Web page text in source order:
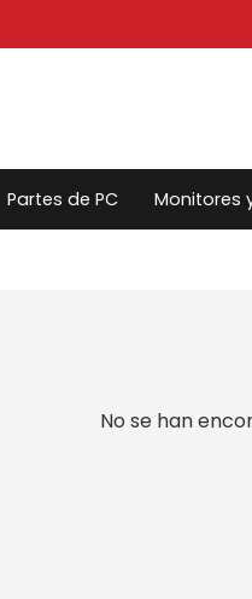
Partes de PC Monitores
No se han